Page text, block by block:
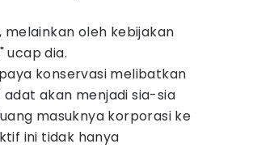
melainkan oleh kebijakan
ucap dia.
konservasi melibatkan
akan menjadi sia-sia
masuknya korporasi ke
ini tidak hanya